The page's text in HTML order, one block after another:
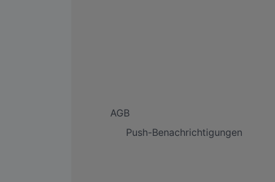
AGB
Push-Benachrichtigungen